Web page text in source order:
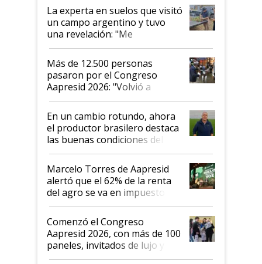
La experta en suelos que visitó
un campo argentino y tuvo
una revelación: "Me
impresionó mucho"
Más de 12.500 personas
pasaron por el Congreso
Aapresid 2026: "Volvió a
demostrar que hablar del
suelo es hablar de todo el
sistema productivo"
En un cambio rotundo, ahora
el productor brasilero destaca
las buenas condiciones del
agro argentino para invertir:
"Los veo más motivados"
Marcelo Torres de Aapresid
alertó que el 62% de la renta
del agro se va en impuestos:
"No es bueno que en
Argentina se sigan discutiendo
las mismas cosas de hace 50
años"
Comenzó el Congreso
Aapresid 2026, con más de 100
paneles, invitados de lujo y
todas las tendencias